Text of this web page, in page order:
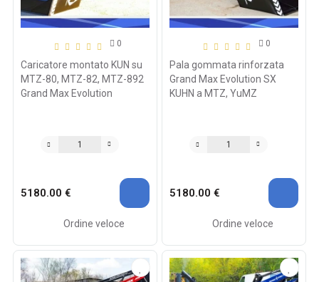
0
Caricatore montato KUN su
MTZ-80, MTZ-82, MTZ-892
Grand Max Evolution
5180.00 €
Ordine veloce
0
Pala gommata rinforzata
Grand Max Evolution SX
KUHN a MTZ, YuMZ
5180.00 €
Ordine veloce